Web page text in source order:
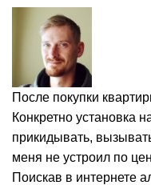
После покупки
Конкретно установка
прикидывать,
меня не устроил по
Поискав в интернете